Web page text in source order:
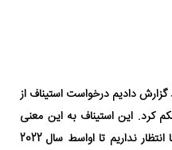
گزارش دادیم درخواست استیناف از
کرد. این استیناف به این معنی
است که این مورد هنوز فعال است. ما انتظار نداریم تا اواسط سال 2022